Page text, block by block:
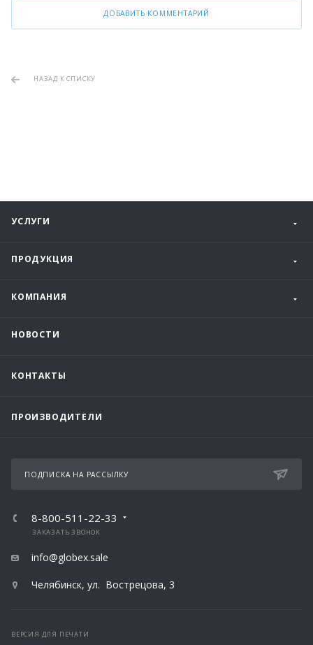
ДОБАВИТЬ КОММЕНТАРИЙ
НАЗАД К СПИСКУ
УСЛУГИ
ПРОДУКЦИЯ
КОМПАНИЯ
НОВОСТИ
КОНТАКТЫ
ПРОИЗВОДИТЕЛИ
ПОДПИСКА НА РАССЫЛКУ
8-800-511-22-33
ЗАКАЗАТЬ ЗВОНОК
info@globex.sale
Челябинск, ул. Вострецова, 3
ВЕРСИЯ ДЛЯ ПЕЧАТИ